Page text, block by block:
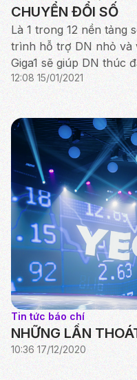
CHUYỂN ĐỔI SỐ
Là 1 trong 12 nền tảng
trình hỗ trợ DN nhỏ và
Giga1 sẽ giúp DN thúc
phối và CSKH.
12:08 15/01/2021
Tin tức báo chí
NHỮNG LẦN
10:36 17/12/2020